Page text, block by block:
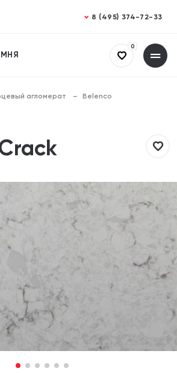
8 (495) 374-72-33
0
агломерат Belenco
1 2 3 4 5 6
Закрыть
вы даете согласие на обработку своих
Закрыть
вы даете согласие на обработку своих